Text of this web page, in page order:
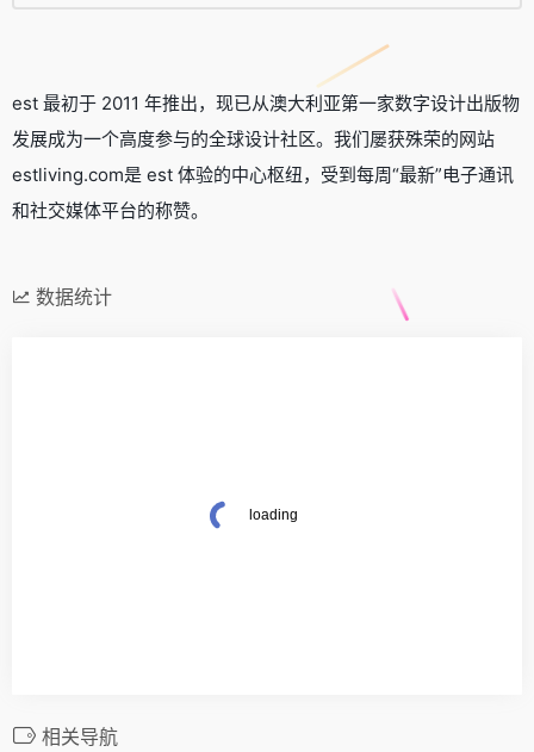
est 最初于 2011 年推出，现已从澳大利亚第一家数字设计出版物
发展成为一个高度参与的全球设计社区。我们屡获殊荣的网站
estliving.com是 est 体验的中心枢纽，受到每周“最新”电子通讯
和社交媒体平台的称赞。
数据统计
相关导航